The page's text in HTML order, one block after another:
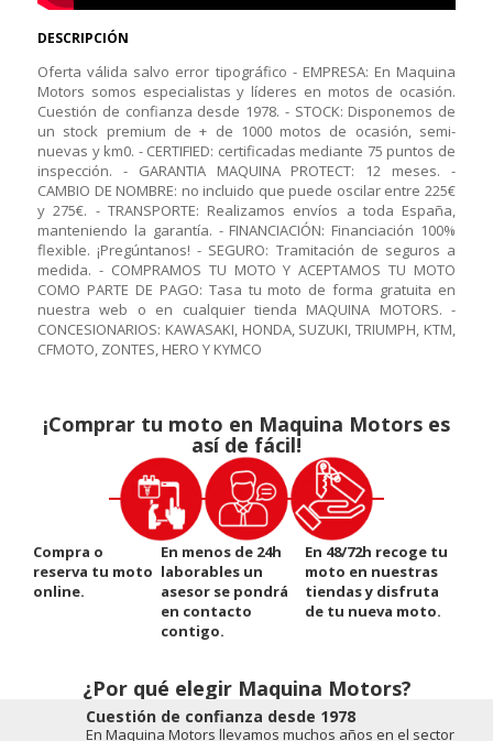
DESCRIPCIÓN
Oferta válida salvo error tipográfico - EMPRESA: En Maquina
Motors somos especialistas y líderes en motos de ocasión.
Cuestión de confianza desde 1978. - STOCK: Disponemos de
un stock premium de + de 1000 motos de ocasión, semi-
nuevas y km0. - CERTIFIED: certificadas mediante 75 puntos de
inspección. - GARANTIA MAQUINA PROTECT: 12 meses. -
CAMBIO DE NOMBRE: no incluido que puede oscilar entre 225€
y 275€. - TRANSPORTE: Realizamos envíos a toda España,
manteniendo la garantía. - FINANCIACIÓN: Financiación 100%
flexible. ¡Pregúntanos! - SEGURO: Tramitación de seguros a
medida. - COMPRAMOS TU MOTO Y ACEPTAMOS TU MOTO
COMO PARTE DE PAGO: Tasa tu moto de forma gratuita en
nuestra web o en cualquier tienda MAQUINA MOTORS. -
CONCESIONARIOS: KAWASAKI, HONDA, SUZUKI, TRIUMPH, KTM,
CFMOTO, ZONTES, HERO Y KYMCO
¡Comprar tu moto en Maquina Motors es
así de fácil!
Compra o
reserva tu moto
online.
En menos de 24h
laborables un
asesor se pondrá
en contacto
contigo.
En 48/72h recoge tu
moto en nuestras
tiendas y disfruta
de tu nueva moto.
¿Por qué elegir Maquina Motors?
Cuestión de conﬁanza desde 1978
En Maquina Motors llevamos muchos años en el sector